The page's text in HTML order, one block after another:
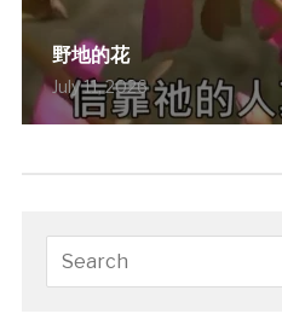
野地的花
July 11, 2026